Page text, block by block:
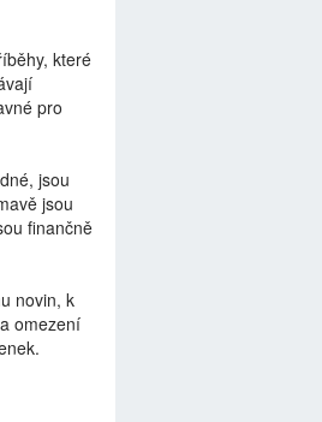
které
pro
jsou
jsou
finančně
novin, k
omezení